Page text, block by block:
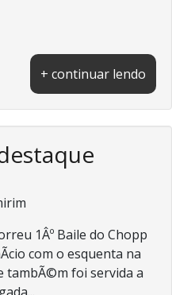
+ continuar lendo
1Âº Baile do Chopp
com o esquenta na
tambÃ©m foi servida a